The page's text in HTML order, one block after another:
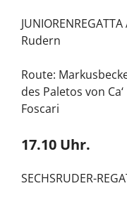
Rudern
Route:
des Paletos von
Foscari
17.10 Uhr.
SECHSRUDER-